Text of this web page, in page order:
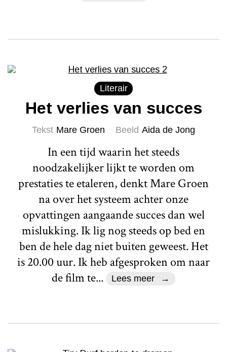
Literair
Het verlies van succes
Tekst Mare Groen Beeld Aida de Jong
In een tijd waarin het steeds
noodzakelijker lijkt te worden om
prestaties te etaleren, denkt Mare Groen
na over het systeem achter onze
opvattingen aangaande succes dan wel
mislukking. Ik lig nog steeds op bed en
ben de hele dag niet buiten geweest. Het
is 20.00 uur. Ik heb afgesproken om naar
de film te...
Lees meer